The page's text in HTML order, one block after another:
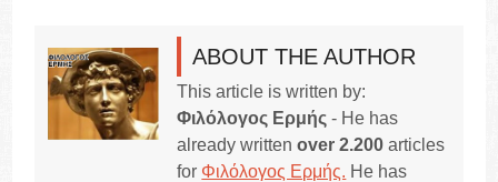
ABOUT THE AUTHOR
This article is written by:
Φιλόλογος Ερμής - He has
already writtenover 2.200 articles
for Φιλόλογος Ερμής. He has